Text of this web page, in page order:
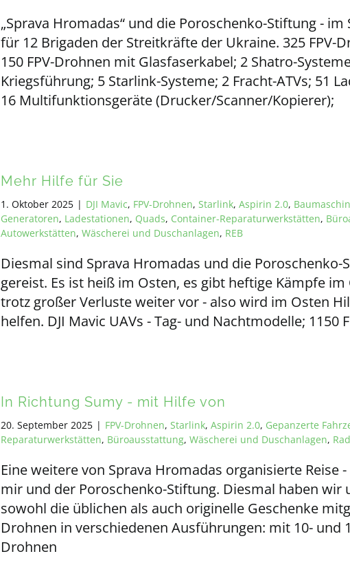
„Sprava Hromadas“ und die Poroschenko-Stiftung -
für 12 Brigaden der Streitkräfte der Ukraine. 325 FPV-
150 FPV-Drohnen mit Glasfaserkabel; 2 Shatro-
Kriegsführung; 5 Starlink-Systeme; 2 Fracht-ATVs; 51
16 Multifunktionsgeräte (Drucker/Scanner/Kopierer);
Mehr Hilfe für Sie
1. Oktober 2025 | DJI Mavic, FPV-Drohnen, Starlink, Aspirin 2.0,
Generatoren, Ladestationen, Quads, Container-Reparaturwerkstätten,
Autowerkstätten, Wäscherei und Duschanlagen, REB
Diesmal sind Sprava Hromadas und die Poroschenko-
gereist. Es ist heiß im Osten, es gibt heftige Kämpfe
trotz großer Verluste weiter vor - also wird im Osten
helfen. DJI Mavic UAVs - Tag- und Nachtmodelle; 1150
In Richtung Sumy - mit Hilfe von
20. September 2025 | FPV-Drohnen, Starlink, Aspirin 2.0, Gepanzerte
Reparaturwerkstätten, Büroausstattung, Wäscherei und Duschanlagen,
Eine weitere von Sprava Hromadas organisierte Reise
mir und der Poroschenko-Stiftung. Diesmal haben wir
sowohl die üblichen als auch originelle Geschenke
Drohnen in verschiedenen Ausführungen: mit 10- und
Drohnen